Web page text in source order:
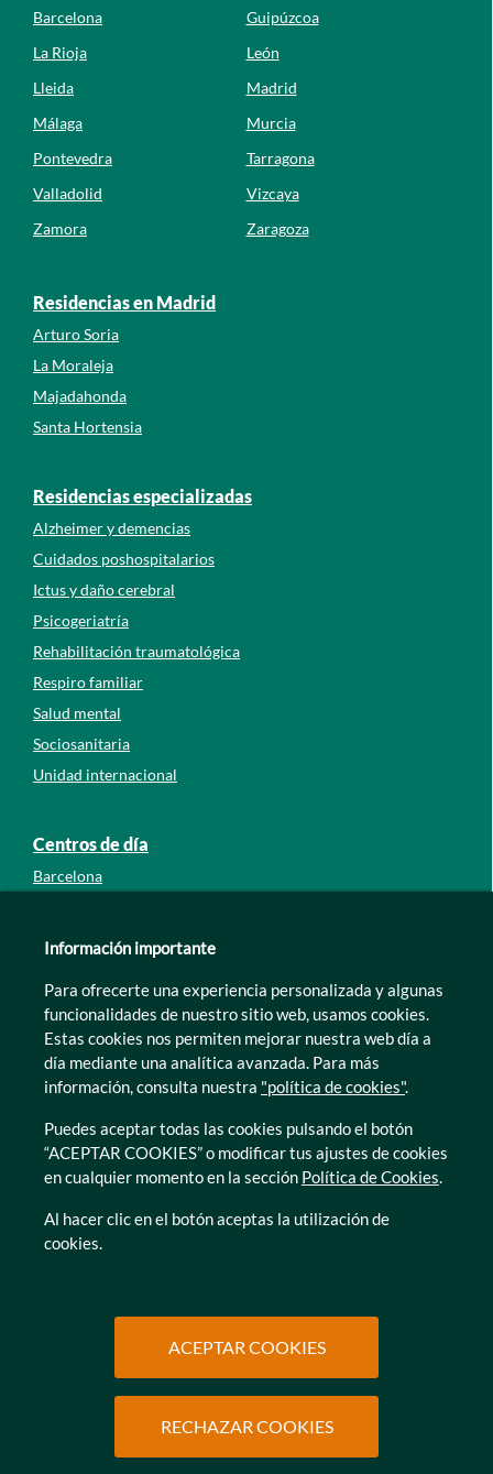
Barcelona
Guipúzcoa
La Rioja
León
Lleida
Madrid
Málaga
Murcia
Pontevedra
Tarragona
Valladolid
Vizcaya
Zamora
Zaragoza
Residencias en Madrid
Arturo Soria
La Moraleja
Majadahonda
Santa Hortensia
Residencias especializadas
Alzheimer y demencias
Cuidados poshospitalarios
Ictus y daño cerebral
Psicogeriatría
Rehabilitación traumatológica
Respiro familiar
Salud mental
Sociosanitaria
Unidad internacional
Centros de día
Barcelona
León
Murcia
Tarragona
Zamora
© Caser Residencial 2026
SOLICITAR
Información importante
Para ofrecerte una experiencia personalizada y algunas
funcionalidades de nuestro sitio web, usamos cookies.
Estas cookies nos permiten mejorar nuestra web día a
día mediante una analítica avanzada. Para más
información, consulta nuestra "política de cookies".
Puedes aceptar todas las cookies pulsando el botón
“ACEPTAR COOKIES” o modificar tus ajustes de cookies
en cualquier momento en la sección Política de Cookies.
Al hacer clic en el botón aceptas la utilización de
cookies.
ACEPTAR COOKIES
RECHAZAR COOKIES